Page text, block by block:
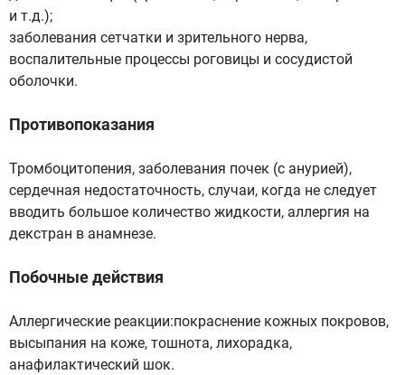
и т.д.);
заболевания сетчатки и зрительного нерва,
воспалительные процессы роговицы и сосудистой
оболочки.
Противопоказания
Тромбоцитопения, заболевания почек (с анурией),
сердечная недостаточность, случаи, когда не следует
вводить большое количество жидкости, аллергия на
декстран в анамнезе.
Побочные действия
Аллергические реакции:покраснение кожных покровов,
высыпания на коже, тошнота, лихорадка,
анафилактический шок.